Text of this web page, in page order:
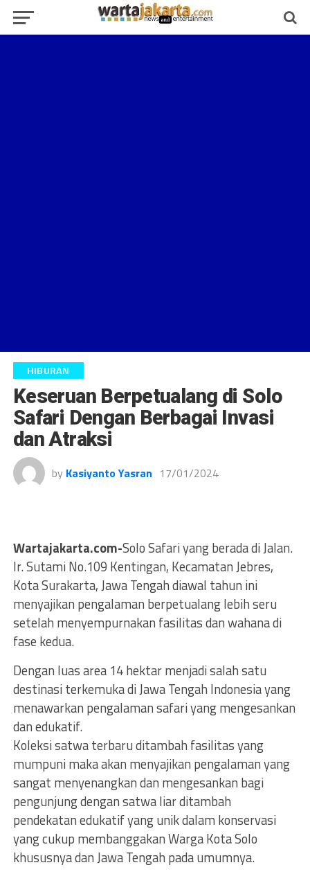
HIBURAN
Keseruan Berpetualang di Solo
Safari Dengan Berbagai Invasi
dan Atraksi
by Kasiyanto Yasran 17/01/2024
Wartajakarta.com-Solo Safari yang berada di Jalan.
Ir. Sutami No.109 Kentingan, Kecamatan Jebres,
Kota Surakarta, Jawa Tengah diawal tahun ini
menyajikan pengalaman berpetualang lebih seru
setelah menyempurnakan fasilitas dan wahana di
fase kedua.
Dengan luas area 14 hektar menjadi salah satu
destinasi terkemuka di Jawa Tengah Indonesia yang
menawarkan pengalaman safari yang mengesankan
dan edukatif.
Koleksi satwa terbaru ditambah fasilitas yang
mumpuni maka akan menyajikan pengalaman yang
sangat menyenangkan dan mengesankan bagi
pengunjung dengan satwa liar ditambah
pendekatan edukatif yang unik dalam konservasi
yang cukup membanggakan Warga Kota Solo
khususnya dan Jawa Tengah pada umumnya.